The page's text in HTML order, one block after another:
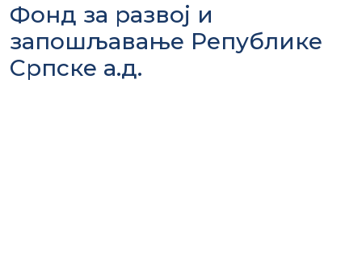
Фонд за развој и
запошљавање Републике
Српске а.д.